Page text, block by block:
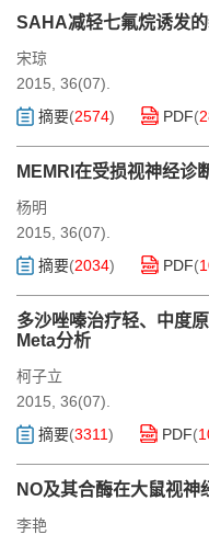
SAHA减轻七氟烷诱发
宋琼
2015, 36(07).
摘要(2574) PDF(
MEMRI在受损视神经诊
杨明
2015, 36(07).
摘要(2034) PDF(
多沙唑嗪治疗轻、中度
Meta分析
柯子立
2015, 36(07).
摘要(3311) PDF(
NO及其合酶在大鼠视神
李艳